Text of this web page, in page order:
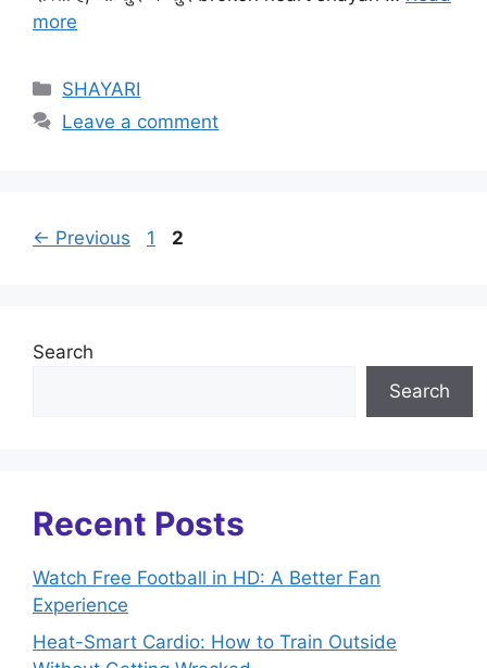
more
Categories
SHAYARI
Leave a comment
← Previous Page
1 Page
2
Search
Search
Recent Posts
Watch Free Football in HD: A Better Fan
Experience
Heat-Smart Cardio: How to Train Outside